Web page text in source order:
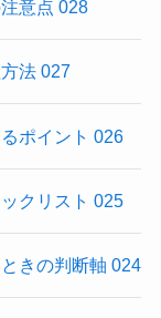
意点 028
法 027
ポイント 026
クリスト 025
きの判断軸 024